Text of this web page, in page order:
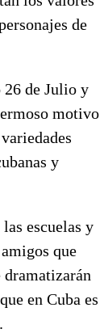
de
de Julio y
motivo
y
escuelas y
que
en Cuba es